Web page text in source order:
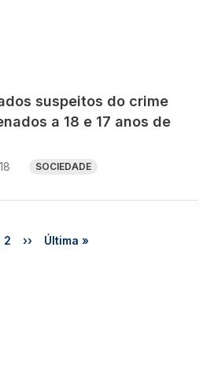
suspeitos do crime
a 18 e 17 anos de
SOCIEDADE
Página
2 Próxima página
›› Última página
Última »